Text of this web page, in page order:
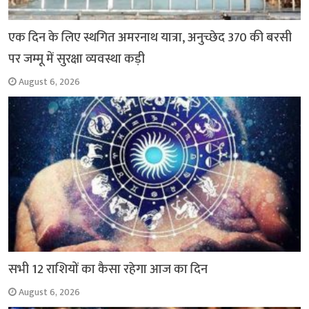
एक दिन के लिए स्थगित अमरनाथ यात्रा, अनुच्छेद 370 की बरसी
पर जम्मू में सुरक्षा व्यवस्था कड़ी
August 6, 2026
सभी 12 राशियों का कैसा रहेगा आज का दिन
August 6, 2026